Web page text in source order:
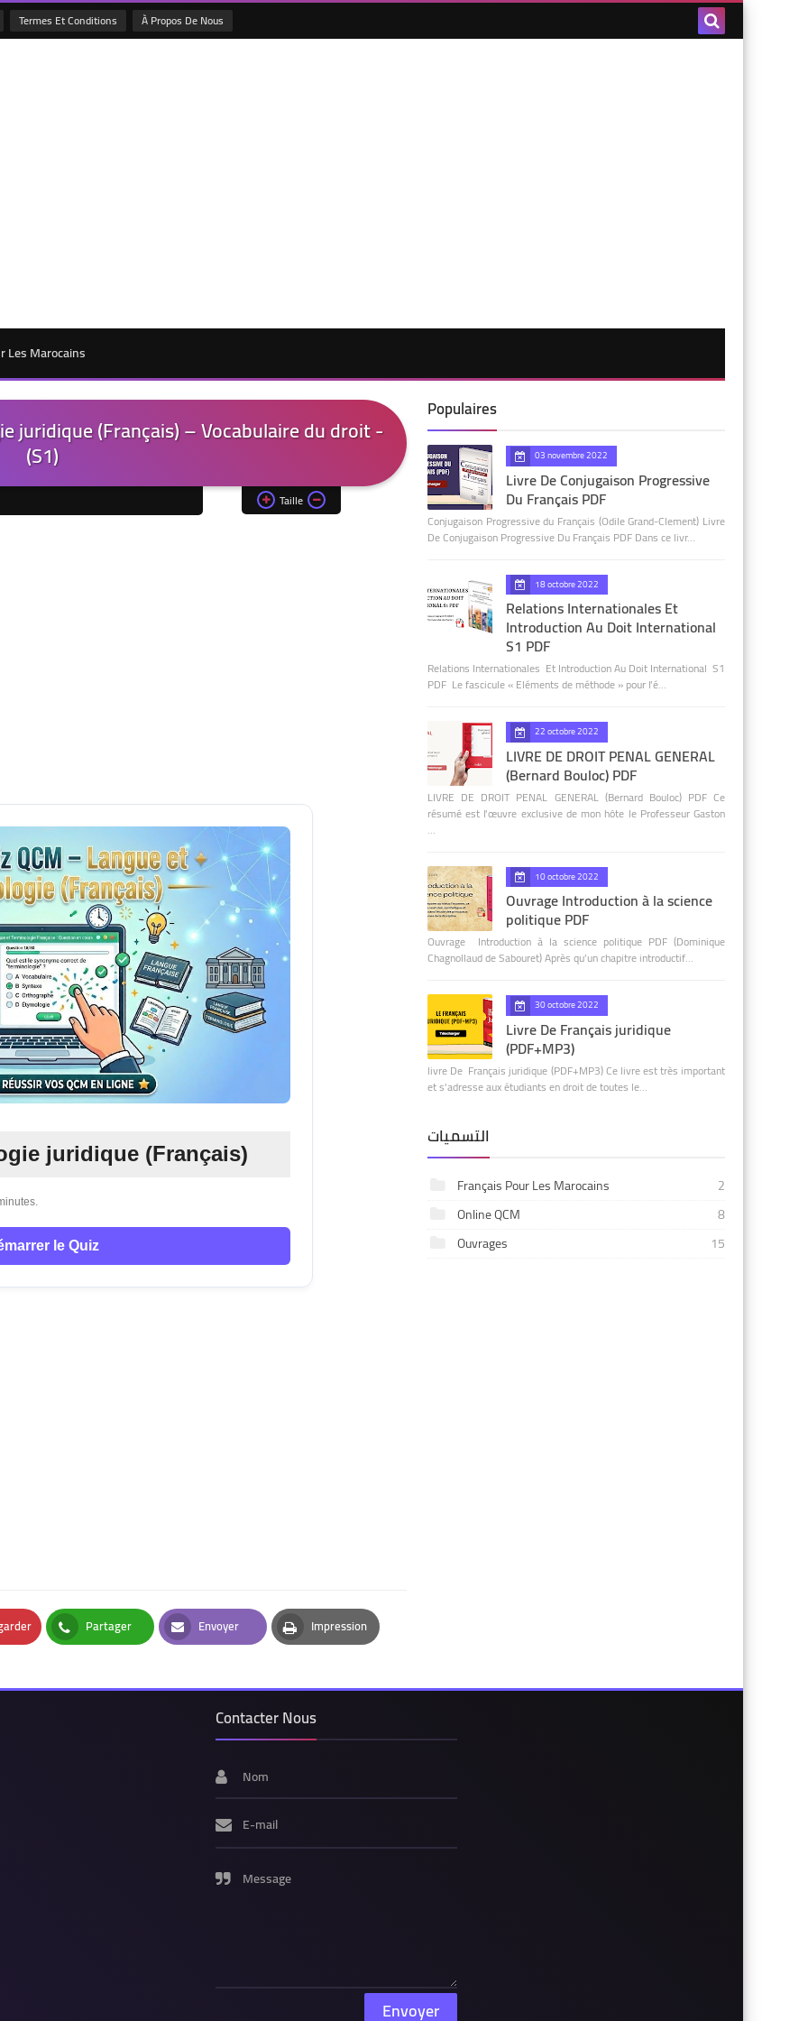
Termes Et Conditions À Propos De Nous
Les Marocains
juridique (Français) – Vocabulaire du droit -
(S1)
Taille
juridique (Français)
le Quiz
Partager
Whatsapp
Envoyer
Email
Impression
Print
Populaires
03 novembre 2022
Livre De Conjugaison Progressive
Du Français PDF
Conjugaison Progressive du Français (Odile Grand-Clement) Livre
De Conjugaison Progressive Du Français PDF Dans ce livr…
18 octobre 2022
Relations Internationales Et
Introduction Au Doit International
S1 PDF
Relations Internationales Et Introduction Au Doit International S1
PDF Le fascicule « Eléments de méthode » pour l’é…
22 octobre 2022
LIVRE DE DROIT PENAL GENERAL
(Bernard Bouloc) PDF
LIVRE DE DROIT PENAL GENERAL (Bernard Bouloc) PDF Ce
résumé est l'œuvre exclusive de mon hôte le Professeur Gaston
…
10 octobre 2022
Ouvrage Introduction à la science
politique PDF
Ouvrage Introduction à la science politique PDF (Dominique
Chagnollaud de Sabouret) Après qu’un chapitre introductif…
30 octobre 2022
Livre De Français juridique
(PDF+MP3)
livre De Français juridique (PDF+MP3) Ce livre est très important
et s'adresse aux étudiants en droit de toutes le…
التسميات
Français Pour Les Marocains
2
Online QCM
8
Ouvrages
15
Contacter Nous
Nom
E-mail
Message